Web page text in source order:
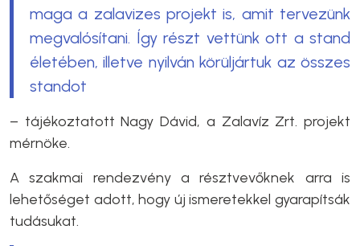
maga a zalavizes projekt is, amit tervezünk
megvalósítani. Így részt vettünk ott a stand
életében, illetve nyilván körüljártuk az összes
standot
– tájékoztatott Nagy Dávid, a Zalavíz Zrt. projekt
mérnöke.
A szakmai rendezvény a résztvevőknek arra is
lehetőséget adott, hogy új ismeretekkel gyarapítsák
tudásukat.